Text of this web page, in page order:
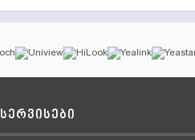
სერვისები